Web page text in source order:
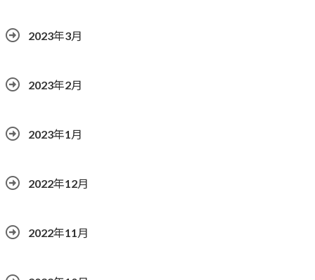
2023年3月
2023年2月
2023年1月
2022年12月
2022年11月